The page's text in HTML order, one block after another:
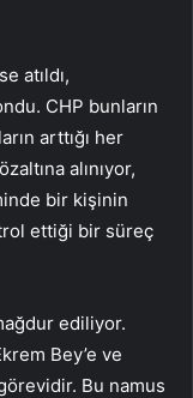
atıldı,
CHP bunların
arttığı her
alınıyor,
bir kişinin
ettiği bir süreç
ediliyor.
Bey’e ve
Bu namus